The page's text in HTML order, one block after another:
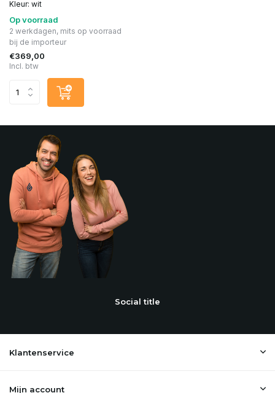
Kleur: wit
Op voorraad
2 werkdagen, mits op voorraad
bij de importeur
€369,00
Incl. btw
Social title
Klantenservice
Mijn account